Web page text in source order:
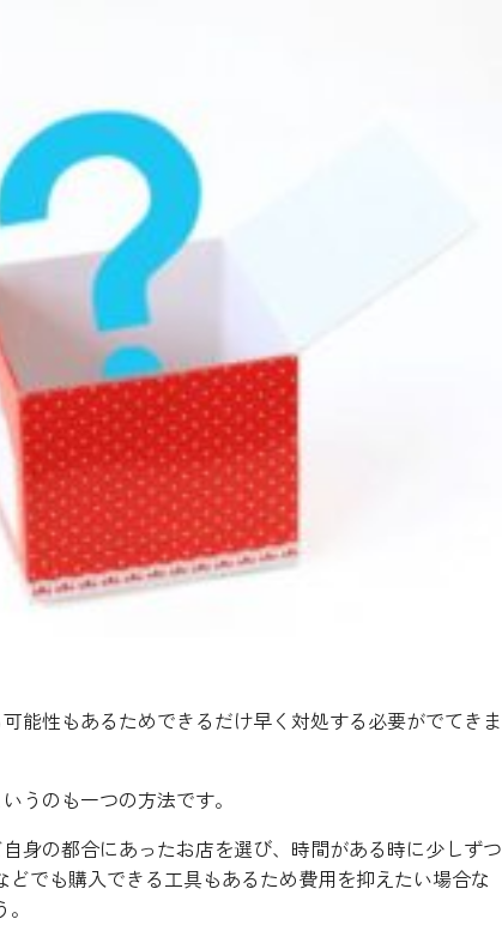
能性もあるためできるだけ早く対処する必要がでてきま
いうのも一つの方法です。
身の都合にあったお店を選び、時間がある時に少しずつ
でも購入できる工具もあるため費用を抑えたい場合な